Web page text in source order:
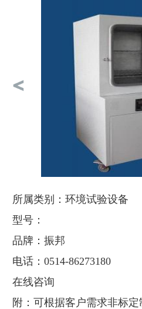
所属类别：环境试验设备
型号：
品牌：振邦
电话：0514-86273180
在线咨询
附：可根据客户需求非标定